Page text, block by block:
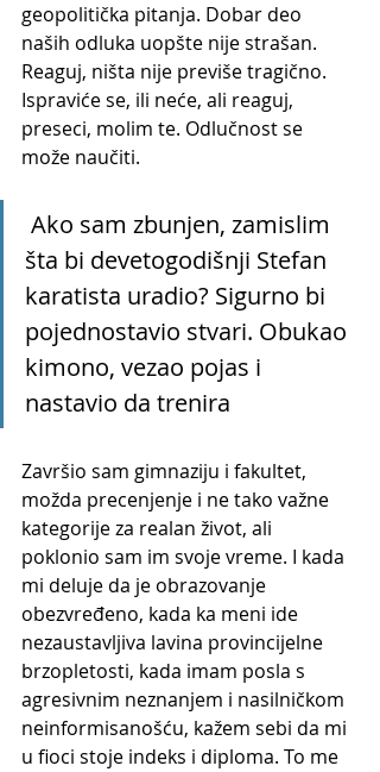
geopolitička pitanja. Dobar deo
naših odluka uopšte nije strašan.
Reaguj, ništa nije previše tragično.
Ispraviće se, ili neće, ali reaguj,
preseci, molim te. Odlučnost se
može naučiti.
šta bi devetogodišnji Stefan
karatista uradio? Sigurno bi
pojednostavio stvari. Obukao
kimono, vezao pojas i
nastavio da trenira
Završio sam gimnaziju i fakultet,
možda precenjenje i ne tako važne
kategorije za realan život, ali
poklonio sam im svoje vreme. I kada
mi deluje da je obrazovanje
obezvređeno, kada ka meni ide
nezaustavljiva lavina provincijelne
brzopletosti, kada imam posla s
agresivnim neznanjem i nasilničkom
neinformisanošću, kažem sebi da mi
u fioci stoje indeks i diploma. To me